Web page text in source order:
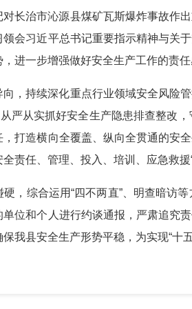
长治市沁源县煤矿瓦斯爆炸事故作
会习近平总书记重要指示精神与关
进一步增强做好安全生产工作的责任
，持续深化重点行业领域安全风险
严从实抓好安全生产隐患排查整改
打造横向全覆盖、纵向全贯通的安
责任、管理、投入、培训、应急救援
，综合运用“四不两直”、明查暗访
位和个人进行约谈通报，严肃追究
我县安全生产形势平稳，为实现“十